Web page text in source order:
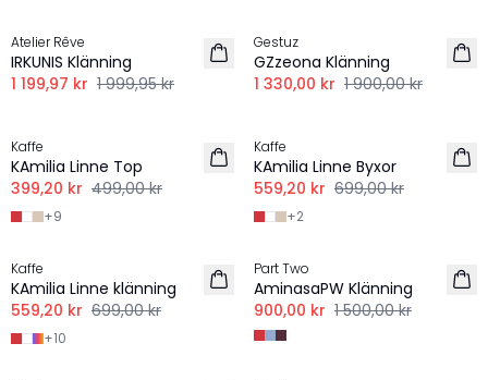
LINNE
Atelier Rêve
IRKUNIS Klänning
1 199,97 kr 1 999,95 kr
LINNE
Gestuz
GZzeona Klänning
1 330,00 kr 1 900,00 kr
LINNE
Kaffe
KAmilia Linne Top
399,20 kr 499,00 kr
+9
LINNE
Kaffe
KAmilia Linne Byxor
559,20 kr 699,00 kr
+2
LINNE
-20%
Kaffe
KAmilia Linne klänning
559,20 kr 699,00 kr
+10
LINNE
-40%
Part Two
AminasaPW Klänning
900,00 kr 1 500,00 kr
-50%